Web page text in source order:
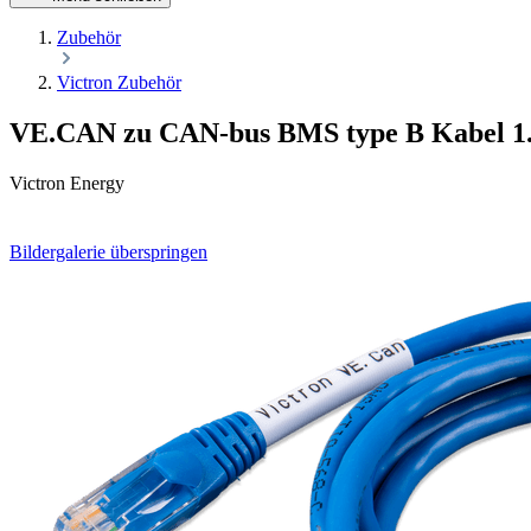
Zubehör
Victron Zubehör
VE.CAN zu CAN-bus BMS type B Kabel
Victron Energy
Bildergalerie überspringen